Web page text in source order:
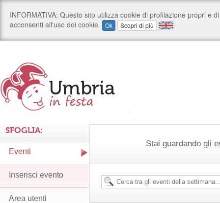
Stai guardando gli
SFOGLIA:
Eventi
Inserisci evento
Area utenti